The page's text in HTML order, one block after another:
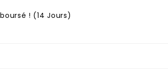
! (14 Jours)